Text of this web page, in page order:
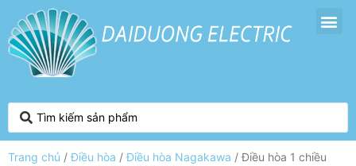
Trang chủ /Điều hòa /Điều hòa Nagakawa / Điều hòa 1 chiều